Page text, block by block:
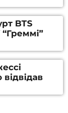
BTS